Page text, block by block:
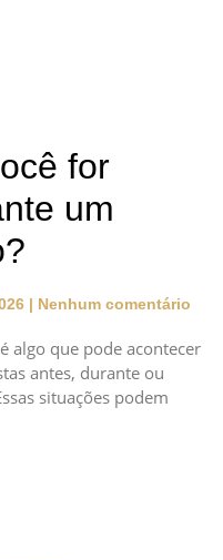
for
um
Nenhum comentário
algo que pode acontecer
antes, durante ou
situações podem